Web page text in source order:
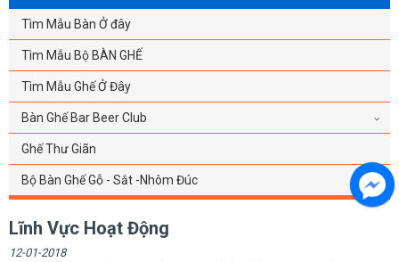
Tìm Mẫu Bàn Ở đây
Tìm Mẫu Bộ BÀN GHẾ
Tìm Mẫu Ghế Ở Đây
Bàn Ghế Bar Beer Club
Ghế Thư Giãn
Bộ Bàn Ghế Gỗ - Sắt -Nhôm Đúc
Lĩnh Vực Hoạt Động
12-01-2018